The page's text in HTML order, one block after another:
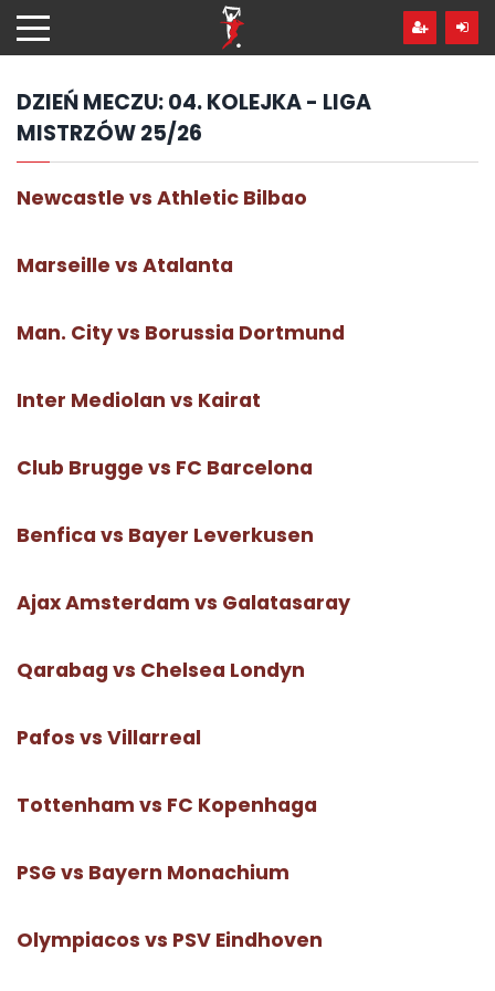
hdo
treści
DZIEŃ MECZU:04. KOLEJKA - LIGA
MISTRZÓW 25/26
Newcastle vs Athletic Bilbao
Marseille vs Atalanta
Man. City vs Borussia Dortmund
Inter Mediolan vs Kairat
Club Brugge vs FC Barcelona
Benfica vs Bayer Leverkusen
Ajax Amsterdam vs Galatasaray
Qarabag vs Chelsea Londyn
Pafos vs Villarreal
Tottenham vs FC Kopenhaga
PSG vs Bayern Monachium
Olympiacos vs PSV Eindhoven